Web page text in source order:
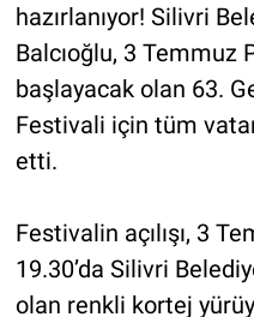
hazırlanıyor! Silivri
Balcıoğlu, 3 Temmuz
başlayacak olan 63.
Festivali için tüm
etti.
Festivalin açılışı, 3
19.30’da Silivri
olan renkli kortej